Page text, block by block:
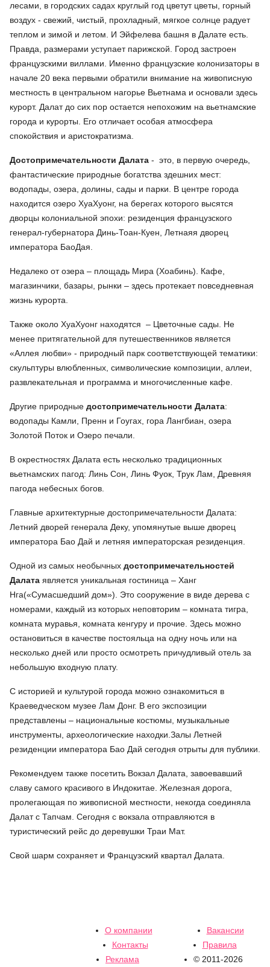
лесами, в городских садах круглый год цветут цветы, горный
воздух - свежий, чистый, прохладный, мягкое солнце радует
теплом и зимой и летом. И Эйфелева башня в Далате есть.
Правда, размерами уступает парижской. Город застроен
французскими виллами. Именно французские колонизаторы в
начале 20 века первыми обратили внимание на живописную
местность в центральном нагорье Вьетнама и основали здесь
курорт. Далат до сих пор остается непохожим на вьетнамские
города и курорты. Его отличает особая атмосфера
спокойствия и аристократизма.
Достопримечательности Далата - это, в первую очередь,
фантастические природные богатства здешних мест:
водопады, озера, долины, сады и парки. В центре города
находится озеро ХуаХуонг, на берегах которого высятся
дворцы колониальной эпохи: резиденция французского
генерал-губернатора Динь-Тоан-Куен, Летнаяя дворец
императора БаоДая.
Недалеко от озера – площадь Мира (Хоабинь). Кафе,
магазинчики, базары, рынки – здесь протекает повседневная
жизнь курорта.
Также около ХуаХуонг находятся – Цветочные сады. Не
менее притягательной для путешественников является
«Аллея любви» - природный парк соответствующей тематики:
скульптуры влюбленных, символические композиции, аллеи,
развлекательная и программа и многочисленные кафе.
Другие природные достопримечательности Далата:
водопады Камли, Пренн и Гоугах, гора Лангбиан, озера
Золотой Поток и Озеро печали.
В окрестностях Далата есть несколько традиционных
вьетнамских пагод: Линь Сон, Линь Фуок, Трук Лам, Древняя
пагода небесных богов.
Главные архитектурные достопримечательности Далата:
Летний дворей генерала Деку, упомянутые выше дворец
императора Бао Дай и летняя императорская резиденция.
Одной из самых необычных достопримечательностей
Далата является уникальная гостиница – Ханг
Нга(«Сумасшедший дом»). Это сооружение в виде дерева с
номерами, каждый из которых неповторим – комната тигра,
комната муравья, комната кенгуру и прочие. Здесь можно
остановиться в качестве постояльца на одну ночь или на
несколько дней или просто осмотреть причудливый отель за
небольшую входную плату.
С историей и культурой города можно ознакомиться в
Краеведческом музее Лам Донг. В его экспозиции
представлены – национальные костюмы, музыкальные
инструменты, археологические находки.Залы Летней
резиденции императора Бао Дай сегодня отрыты для публики.
Рекомендуем также посетить Вокзал Далата, завоевавший
славу самого красивого в Индокитае. Железная дорога,
пролегающая по живописной местности, некогда соединяла
Далат с Тапчам. Сегодня с вокзала отправляются в
туристический рейс до деревушки Траи Мат.
Свой шарм сохраняет и Французский квартал Далата.
О компании
Вакансии
Контакты
Правила
Реклама
© 2011-2026